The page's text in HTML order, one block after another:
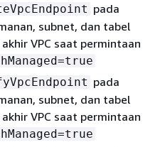
pada
subnet, dan tabel
VPC saat permintaan
pada
subnet, dan tabel
VPC saat permintaan